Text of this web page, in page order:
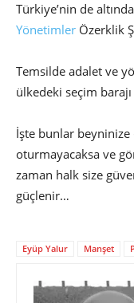
Türkiye’nin de
Yönetimler Özerklik
Temsilde adalet ve
ülkedeki seçim barajı
İşte bunlar
oturmayacaksa ve
zaman halk size
güçlenir…
Eyüp Yalur Manşet